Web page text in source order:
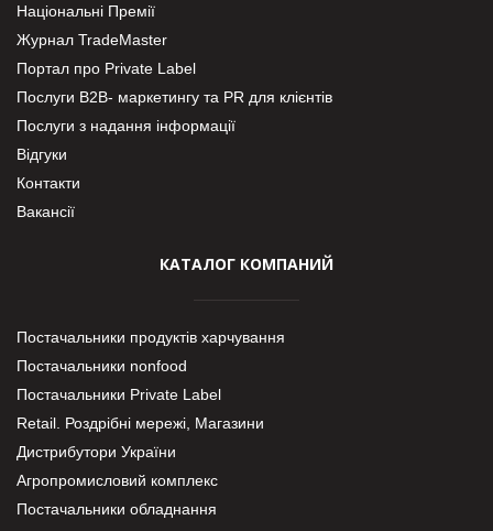
Національні Премії
Журнал TradeMaster
Портал про Private Label
Послуги В2В- маркетингу та PR для клієнтів
Послуги з надання інформації
Відгуки
Контакти
Вакансії
КАТАЛОГ КОМПАНИЙ
Постачальники продуктів харчування
Постачальники nonfood
Постачальники Private Label
Retail. Роздрібні мережі, Магазини
Дистрибутори України
Агропромисловий комплекс
Постачальники обладнання